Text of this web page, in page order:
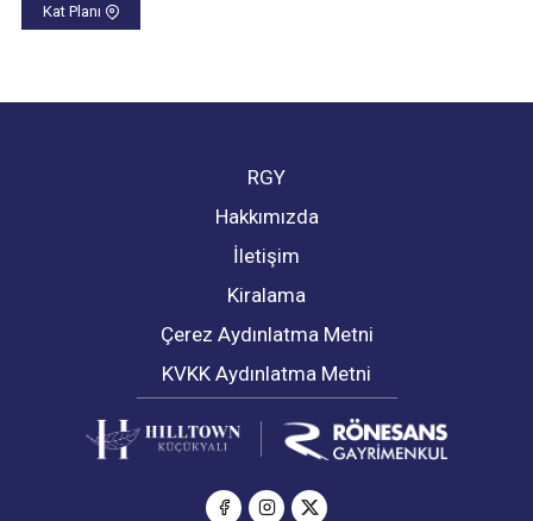
Kat Planı
RGY
Hakkımızda
İletişim
Kiralama
Çerez Aydınlatma Metni
KVKK Aydınlatma Metni